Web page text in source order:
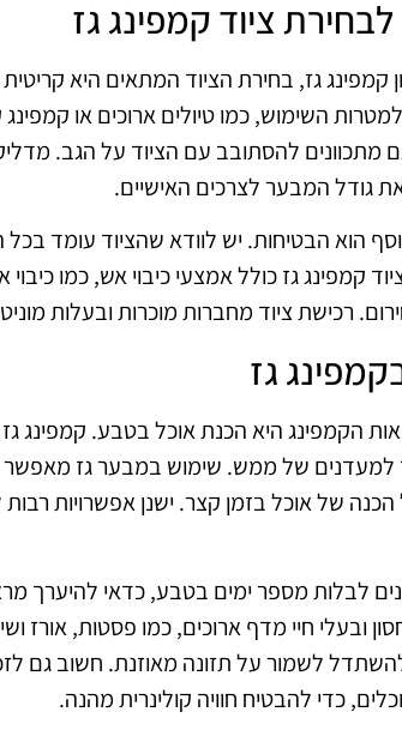
ציוד קמפינג גז
קמפינג גז, בחירת הציוד המתאים היא
השימוש, כמו טיולים ארוכים או
מתכוונים להסתובב עם הציוד על הגב.
גודל המבער לצרכים האישיים.
נוסף הוא הבטיחות. יש לוודא שהציוד עומד
קמפינג גז כולל אמצעי כיבוי אש, כמו
רכישת ציוד מחברות מוכרות ובעלות
גז
הקמפינג היא הכנת אוכל בטבע. קמפינג
למעדנים של ממש. שימוש במבער גז מאפשר
של אוכל בזמן קצר. ישנן אפשרויות
לבלות מספר ימים בטבע, כדאי להיערך
ובעלי חיי מדף ארוכים, כמו פסטות, אורז
לשמור על תזונה מאוזנת. חשוב גם
כדי להבטיח חוויה קולינרית מהנה.